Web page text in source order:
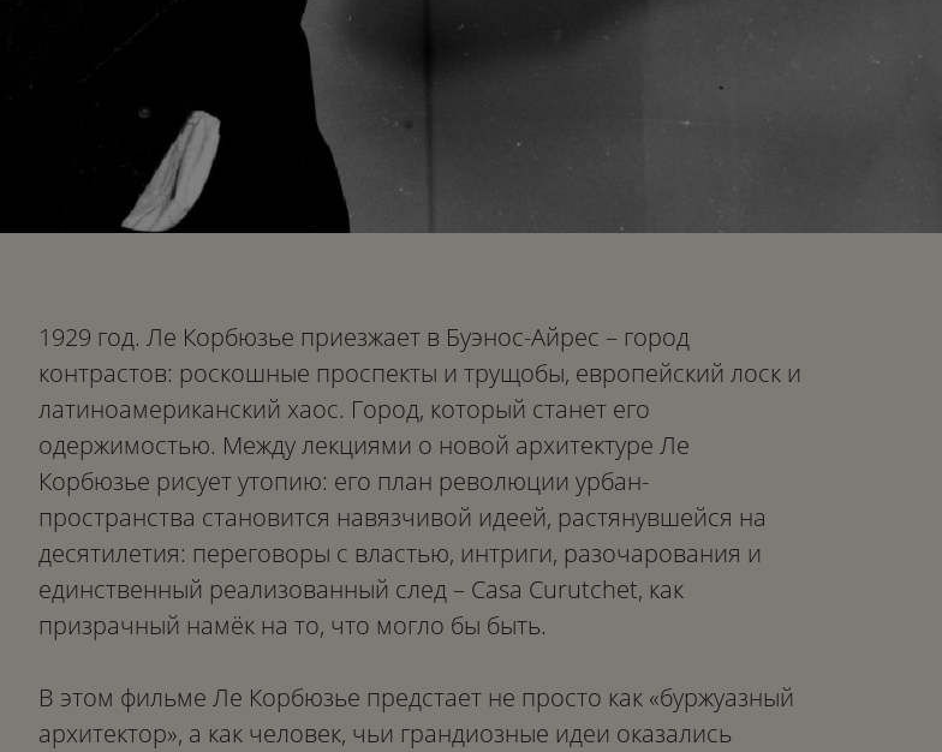
1929 год. Ле Корбюзье приезжает в Буэнос-Айрес – город
контрастов: роскошные проспекты и трущобы, европейский лоск и
латиноамериканский хаос. Город, который станет его
одержимостью. Между лекциями о новой архитектуре Ле
Корбюзье рисует утопию: его план революции урбан-
пространства становится навязчивой идеей, растянувшейся на
десятилетия: переговоры с властью, интриги, разочарования и
единственный реализованный след – Casa Curutchet, как
призрачный намёк на то, что могло бы быть.
В этом фильме Ле Корбюзье предстает не просто как «буржуазный
архитектор», а как человек, чьи грандиозные идеи оказались